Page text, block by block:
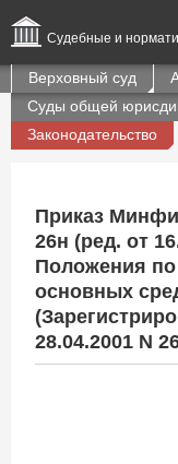
Судебные и
Верховный суд
Суды общей
Законодательство
Приказ
26н (ред. от
Положения по
основных
28.04.2001 N